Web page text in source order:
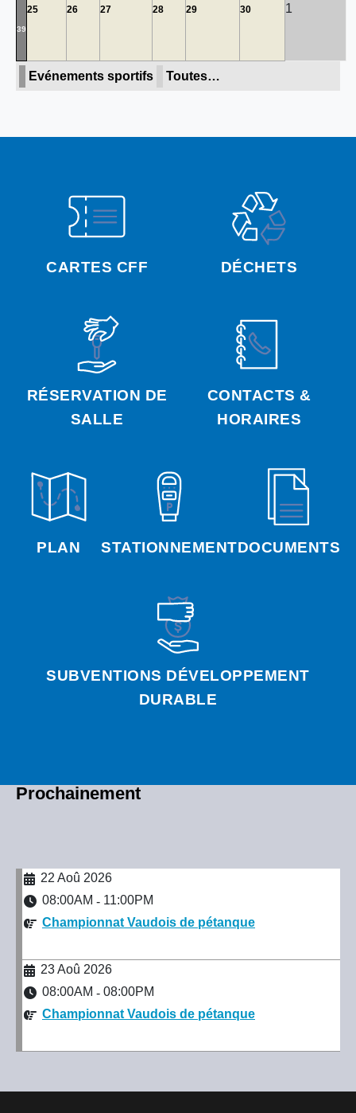
CARTES CFF DÉCHETS
RÉSERVATION DE
SALLE
CONTACTS &
HORAIRES
PLAN STATIONNEMENTDOCUMENTS
SUBVENTIONS DÉVELOPPEMENT
DURABLE
Prochainement
22 Aoû 2026
08:00AM - 11:00PM
Championnat Vaudois de pétanque
23 Aoû 2026
08:00AM - 08:00PM
Championnat Vaudois de pétanque
39
25 26 27 28 29 30 1
Evénements sportifs Toutes…